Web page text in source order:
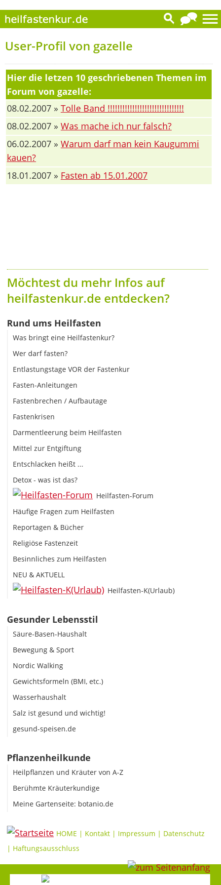
User-Profil von gazelle
Hier die letzen 10 geschriebenen Themen im
Forum von gazelle:
08.02.2007 » Tolle Band !!!!!!!!!!!!!!!!!!!!!!!!!!!!!!!
08.02.2007 » Was mache ich nur falsch?
06.02.2007 » Warum darf man kein Kaugummi
kauen?
18.01.2007 » Fasten ab 15.01.2007
Möchtest du mehr Infos auf
heilfastenkur.de entdecken?
Rund ums Heilfasten
Was bringt eine Heilfastenkur?
Wer darf fasten?
Entlastungstage VOR der Fastenkur
Fasten-Anleitungen
Fastenbrechen / Aufbautage
Fastenkrisen
Darmentleerung beim Heilfasten
Mittel zur Entgiftung
Entschlacken heißt ...
Detox - was ist das?
Heilfasten-Forum
Häufige Fragen zum Heilfasten
Reportagen & Bücher
Religiöse Fastenzeit
Besinnliches zum Heilfasten
NEU & AKTUELL
Heilfasten-K(Urlaub)
Gesunder Lebensstil
Säure-Basen-Haushalt
Bewegung & Sport
Nordic Walking
Gewichtsformeln (BMI, etc.)
Wasserhaushalt
Salz ist gesund und wichtig!
gesund-speisen.de
Pflanzenheilkunde
Heilpflanzen und Kräuter von A-Z
Berühmte Kräuterkundige
Meine Gartenseite: botanio.de
HOME | Kontakt | Impressum | Datenschutz
| Haftungsausschluss